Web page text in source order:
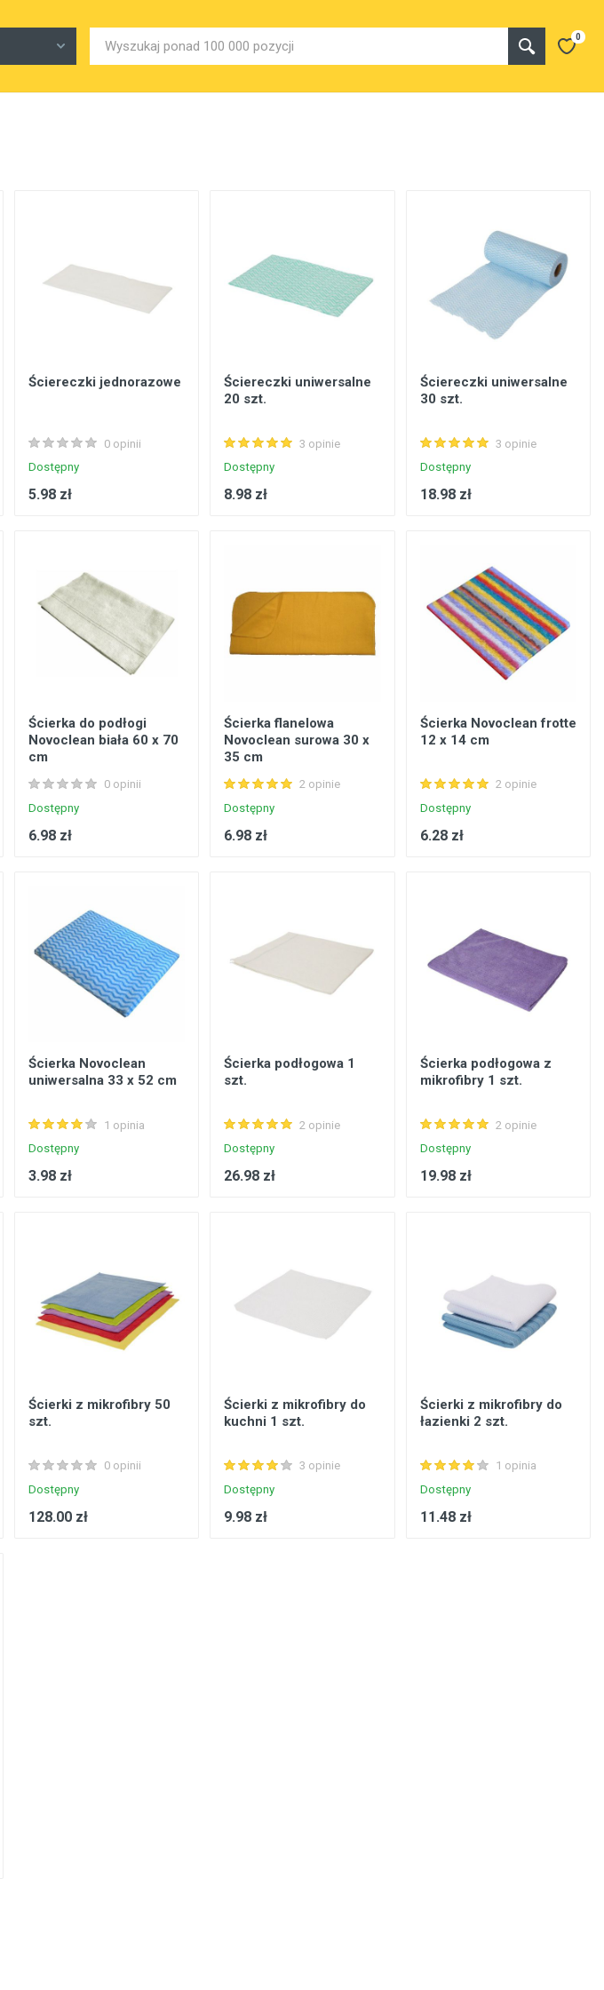
0
Ściereczki jednorazowe
0 opinii
Dostępny
5.98 zł
Ściereczki uniwersalne
20 szt.
3 opinie
Dostępny
8.98 zł
Ściereczki uniwersalne
30 szt.
3 opinie
Dostępny
18.98 zł
Ścierka do podłogi
Novoclean biała 60 x 70
cm
0 opinii
Dostępny
6.98 zł
Ścierka flanelowa
Novoclean surowa 30 x
35 cm
2 opinie
Dostępny
6.98 zł
Ścierka Novoclean frotte
12 x 14 cm
2 opinie
Dostępny
6.28 zł
Ścierka Novoclean
uniwersalna 33 x 52 cm
1 opinia
Dostępny
3.98 zł
Ścierka podłogowa 1
szt.
2 opinie
Dostępny
26.98 zł
Ścierka podłogowa z
mikrofibry 1 szt.
2 opinie
Dostępny
19.98 zł
Ścierki z mikrofibry 50
szt.
0 opinii
Dostępny
128.00 zł
Ścierki z mikrofibry do
kuchni 1 szt.
3 opinie
Dostępny
9.98 zł
Ścierki z mikrofibry do
łazienki 2 szt.
1 opinia
Dostępny
11.48 zł